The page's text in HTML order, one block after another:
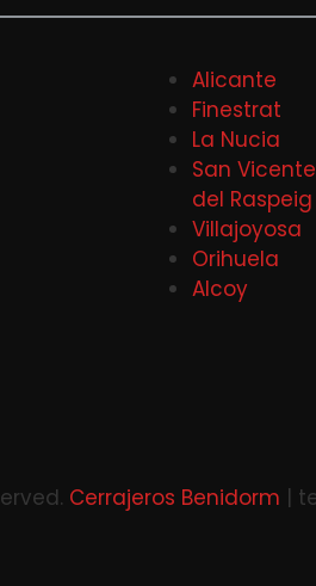
Alicante
Finestrat
La Nucia
San Vicente
del Raspeig
Villajoyosa
Orihuela
Alcoy
Cerrajeros Benidorm |